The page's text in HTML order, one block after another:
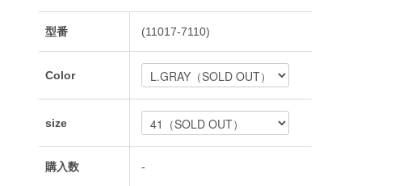
型番 (11017-7110)
Color
size
購入数 -